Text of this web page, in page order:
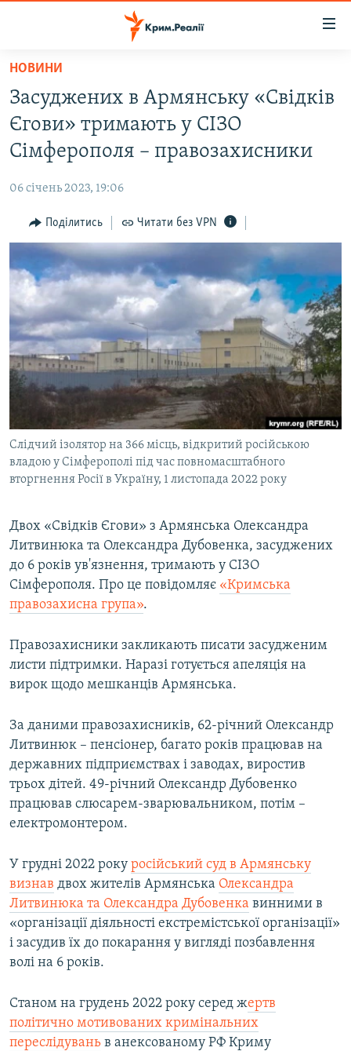
Перейти
основного
матеріалу
Перейти
до
основної
Перейти
до
пошуку
ВОДА.КРИМ
ВІДЕО ТА ФОТО
БЛОГИ
ПОГЛЯД
ІНТЕРВ'Ю
ВСЕ ЗА ДЕНЬ
СПЕЦПРОЕКТИ
ДЕПОРТАЦІЯ
ВІДЕОУРОКИ «ELIFBE»
СВІДЧЕННЯ ОКУПАЦІЇ
УКРАЇНСЬКА ПРОБЛЕМА КРИМУ
ІНФОГРАФІКА
ЯК ОБІЙТИ БЛОКУВАННЯ
Русский
Qırımtatar
ДОЛУЧАЙСЯ!
Усі сайти RFE/RL
НОВИНИ
Засуджених в Армянську «Свідків
Єгови» тримають у СІЗО
Сімферополя – правозахисники
06 січень 2023, 19:06
Поділитись Читати без VPN
Слідчий ізолятор на 366 місць, відкритий російською
владою у Сімферополі під час повномасштабного
вторгнення Росії в Україну, 1 листопада 2022 року
Двох «Свідків Єгови» з Армянська Олександра
Литвинюка та Олександра Дубовенка, засуджених
до 6 років ув'язнення, тримають у СІЗО
Сімферополя. Про це повідомляє «Кримська
правозахисна група».
Правозахисники закликають писати засудженим
листи підтримки. Наразі готується апеляція на
вирок щодо мешканців Армянська.
За даними правозахисників, 62-річний Олександр
Литвинюк – пенсіонер, багато років працював на
державних підприємствах і заводах, виростив
трьох дітей. 49-річний Олександр Дубовенко
працював слюсарем-зварювальником, потім –
електромонтером.
У грудні 2022 року російський суд в Армянську
визнав двох жителів Армянська Олександра
Литвинюка та Олександра Дубовенка винними в
«організації діяльності екстремістської організації»
і засудив їх до покарання у вигляді позбавлення
волі на 6 років.
Станом на грудень 2022 року серед жертв
політично мотивованих кримінальних
переслідувань в анексованому РФ Криму